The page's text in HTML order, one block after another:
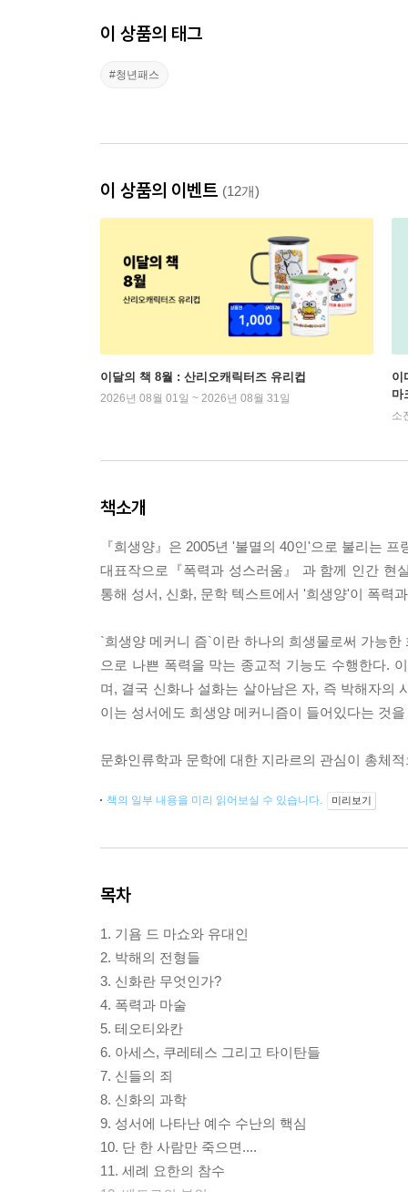
이 상품의 태그
#청년패스
이 상품의 이벤트 (12개)
이달의 책 8월 : 산리오캐릭터즈 유리컵
2026년 08월 01일 ~ 2026년 08월 31일
이
마
소
책소개
『희생양』은 2005년 '불멸의 40인'으로 불리는
대표작으로『폭력과 성스러움』 과 함께 인간 현
통해 성서, 신화, 문학 텍스트에서 '희생양'이 폭력
`희생양 메커니 즘`이란 하나의 희생물로써 가능
으로 나쁜 폭력을 막는 종교적 기능도 수행한다.
며, 결국 신화나 설화는 살아남은 자, 즉 박해자의
이는 성서에도 희생양 메커니즘이 들어있다는 것
문화인류학과 문학에 대한 지라르의 관심이 총체
책의 일부 내용을 미리 읽어보실 수 있습니다. 미리보기
목차
1. 기욤 드 마쇼와 유대인
2. 박해의 전형들
3. 신화란 무엇인가?
4. 폭력과 마술
5. 테오티와칸
6. 아세스, 쿠레테스 그리고 타이탄들
7. 신들의 죄
8. 신화의 과학
9. 성서에 나타난 예수 수난의 핵심
10. 단 한 사람만 죽으면....
11. 세례 요한의 참수